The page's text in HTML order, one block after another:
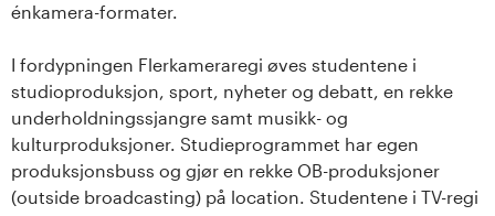
énkamera-formater.
I fordypningen Flerkameraregi øves studentene i
studioproduksjon, sport, nyheter og debatt, en rekke
underholdningssjangre samt musikk- og
kulturproduksjoner. Studieprogrammet har egen
produksjonsbuss og gjør en rekke OB-produksjoner
(outside broadcasting) på location. Studentene i TV-regi